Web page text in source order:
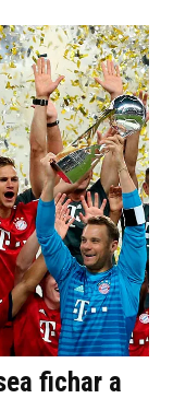
fichar a